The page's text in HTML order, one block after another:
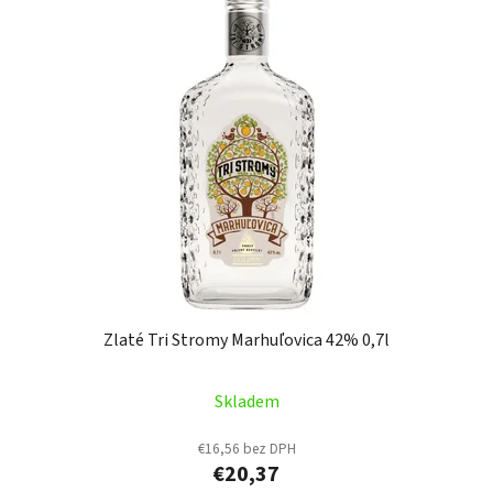
Zlaté Tri Stromy Marhuľovica 42% 0,7l
Skladem
€16,56 bez DPH
€20,37